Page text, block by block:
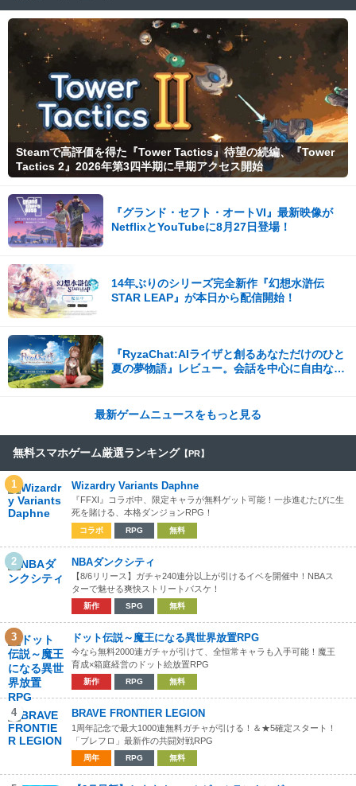
Steamで高評価を得た『Tower Tactics』待望の続編、『Tower
Tactics 2』2026年第3四半期に早期アクセス開始
『グランド・セフト・オートVI』最新映像が
NetflixとYouTubeに8月27日登場！
14年ぶりのシリーズ完全新作『幻想水滸伝
STAR LEAP』が本日から配信開始！
『RyzaChat:AIライザと創るあなただけのひと
夏の夢物語』レビュー。会話を中心に自由な冒
最新ゲームニュースをもっと見る
無料スマホゲーム厳選ランキング 【PR】
1 Wizardry Variants Daphne
『FFXI』コラボ中、限定キャラが無料ゲット可能！一歩進むたびに生
死を賭ける、本格ダンジョンRPG！
コラボ RPG 無料
2 NBAダンクシティ
【8/6リリース】ガチャ240連分以上が引けるイベを開催中！NBAス
ターで魅せる爽快ストリートバスケ！
新作 SPG 無料
3 ドット伝説～魔王になる異世界放置RPG
今なら無料2000連ガチャが引けて、全恒常キャラも入手可能！魔王
育成×箱庭経営のドット絵放置RPG
新作 RPG 無料
4 BRAVE FRONTIER LEGION
1周年記念で最大1000連無料ガチャが引ける！＆★5確定スタート！
「ブレフロ」最新作の共闘対戦RPG
周年 RPG 無料